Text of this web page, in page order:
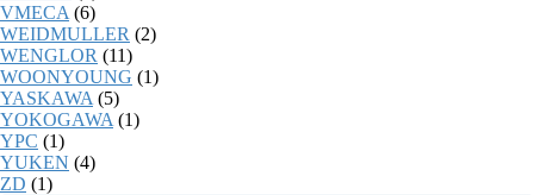
VMECA (6)
WEIDMULLER (2)
WENGLOR (11)
WOONYOUNG (1)
YASKAWA (5)
YOKOGAWA (1)
YPC (1)
YUKEN (4)
ZD (1)